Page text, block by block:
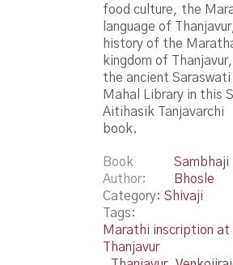
food culture, the
language of
history of the
kingdom of
the ancient Saraswati
Mahal Library in this
Aitihasik Tanjavarchi
book.
Book
Author
Sambhaji
Bhosle
Category: Shivaji
Tags:
Marathi inscription at
Thanjavur